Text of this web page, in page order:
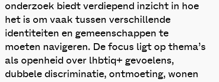
onderzoek biedt verdiepend inzicht in hoe
het is om vaak tussen verschillende
identiteiten en gemeenschappen te
moeten navigeren. De focus ligt op thema’s
als openheid over lhbtiq+ gevoelens,
dubbele discriminatie, ontmoeting, wonen